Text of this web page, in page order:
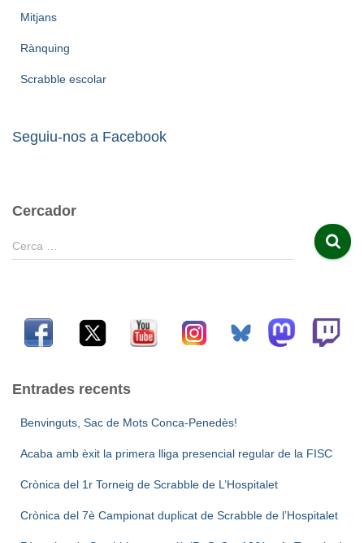
Mitjans
Rànquing
Scrabble escolar
Seguiu-nos a Facebook
Cercador
C
e
Cerca …
Entrades recents
Benvinguts, Sac de Mots Conca-Penedès!
Acaba amb èxit la primera lliga presencial regular de la FISC
Crònica del 1r Torneig de Scrabble de L’Hospitalet
Crònica del 7è Campionat duplicat de Scrabble de l’Hospitalet